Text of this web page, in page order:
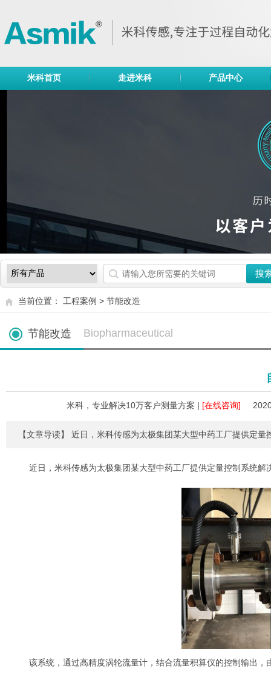
米科首页 走进米科 产品中心
当前位置： 工程案例 > 节能改造
节能改造 Biopharmaceutical
米科，专业解决10万客户测量方案 | [在线咨询]
【文章导读】 近日，米科传感为太极集团某大型中药工厂提供定
近日，米科传感为太极集团某大型中药工厂提供定量控制系统解
该系统，通过高精度涡轮流量计，结合流量积算仪的控制输出，